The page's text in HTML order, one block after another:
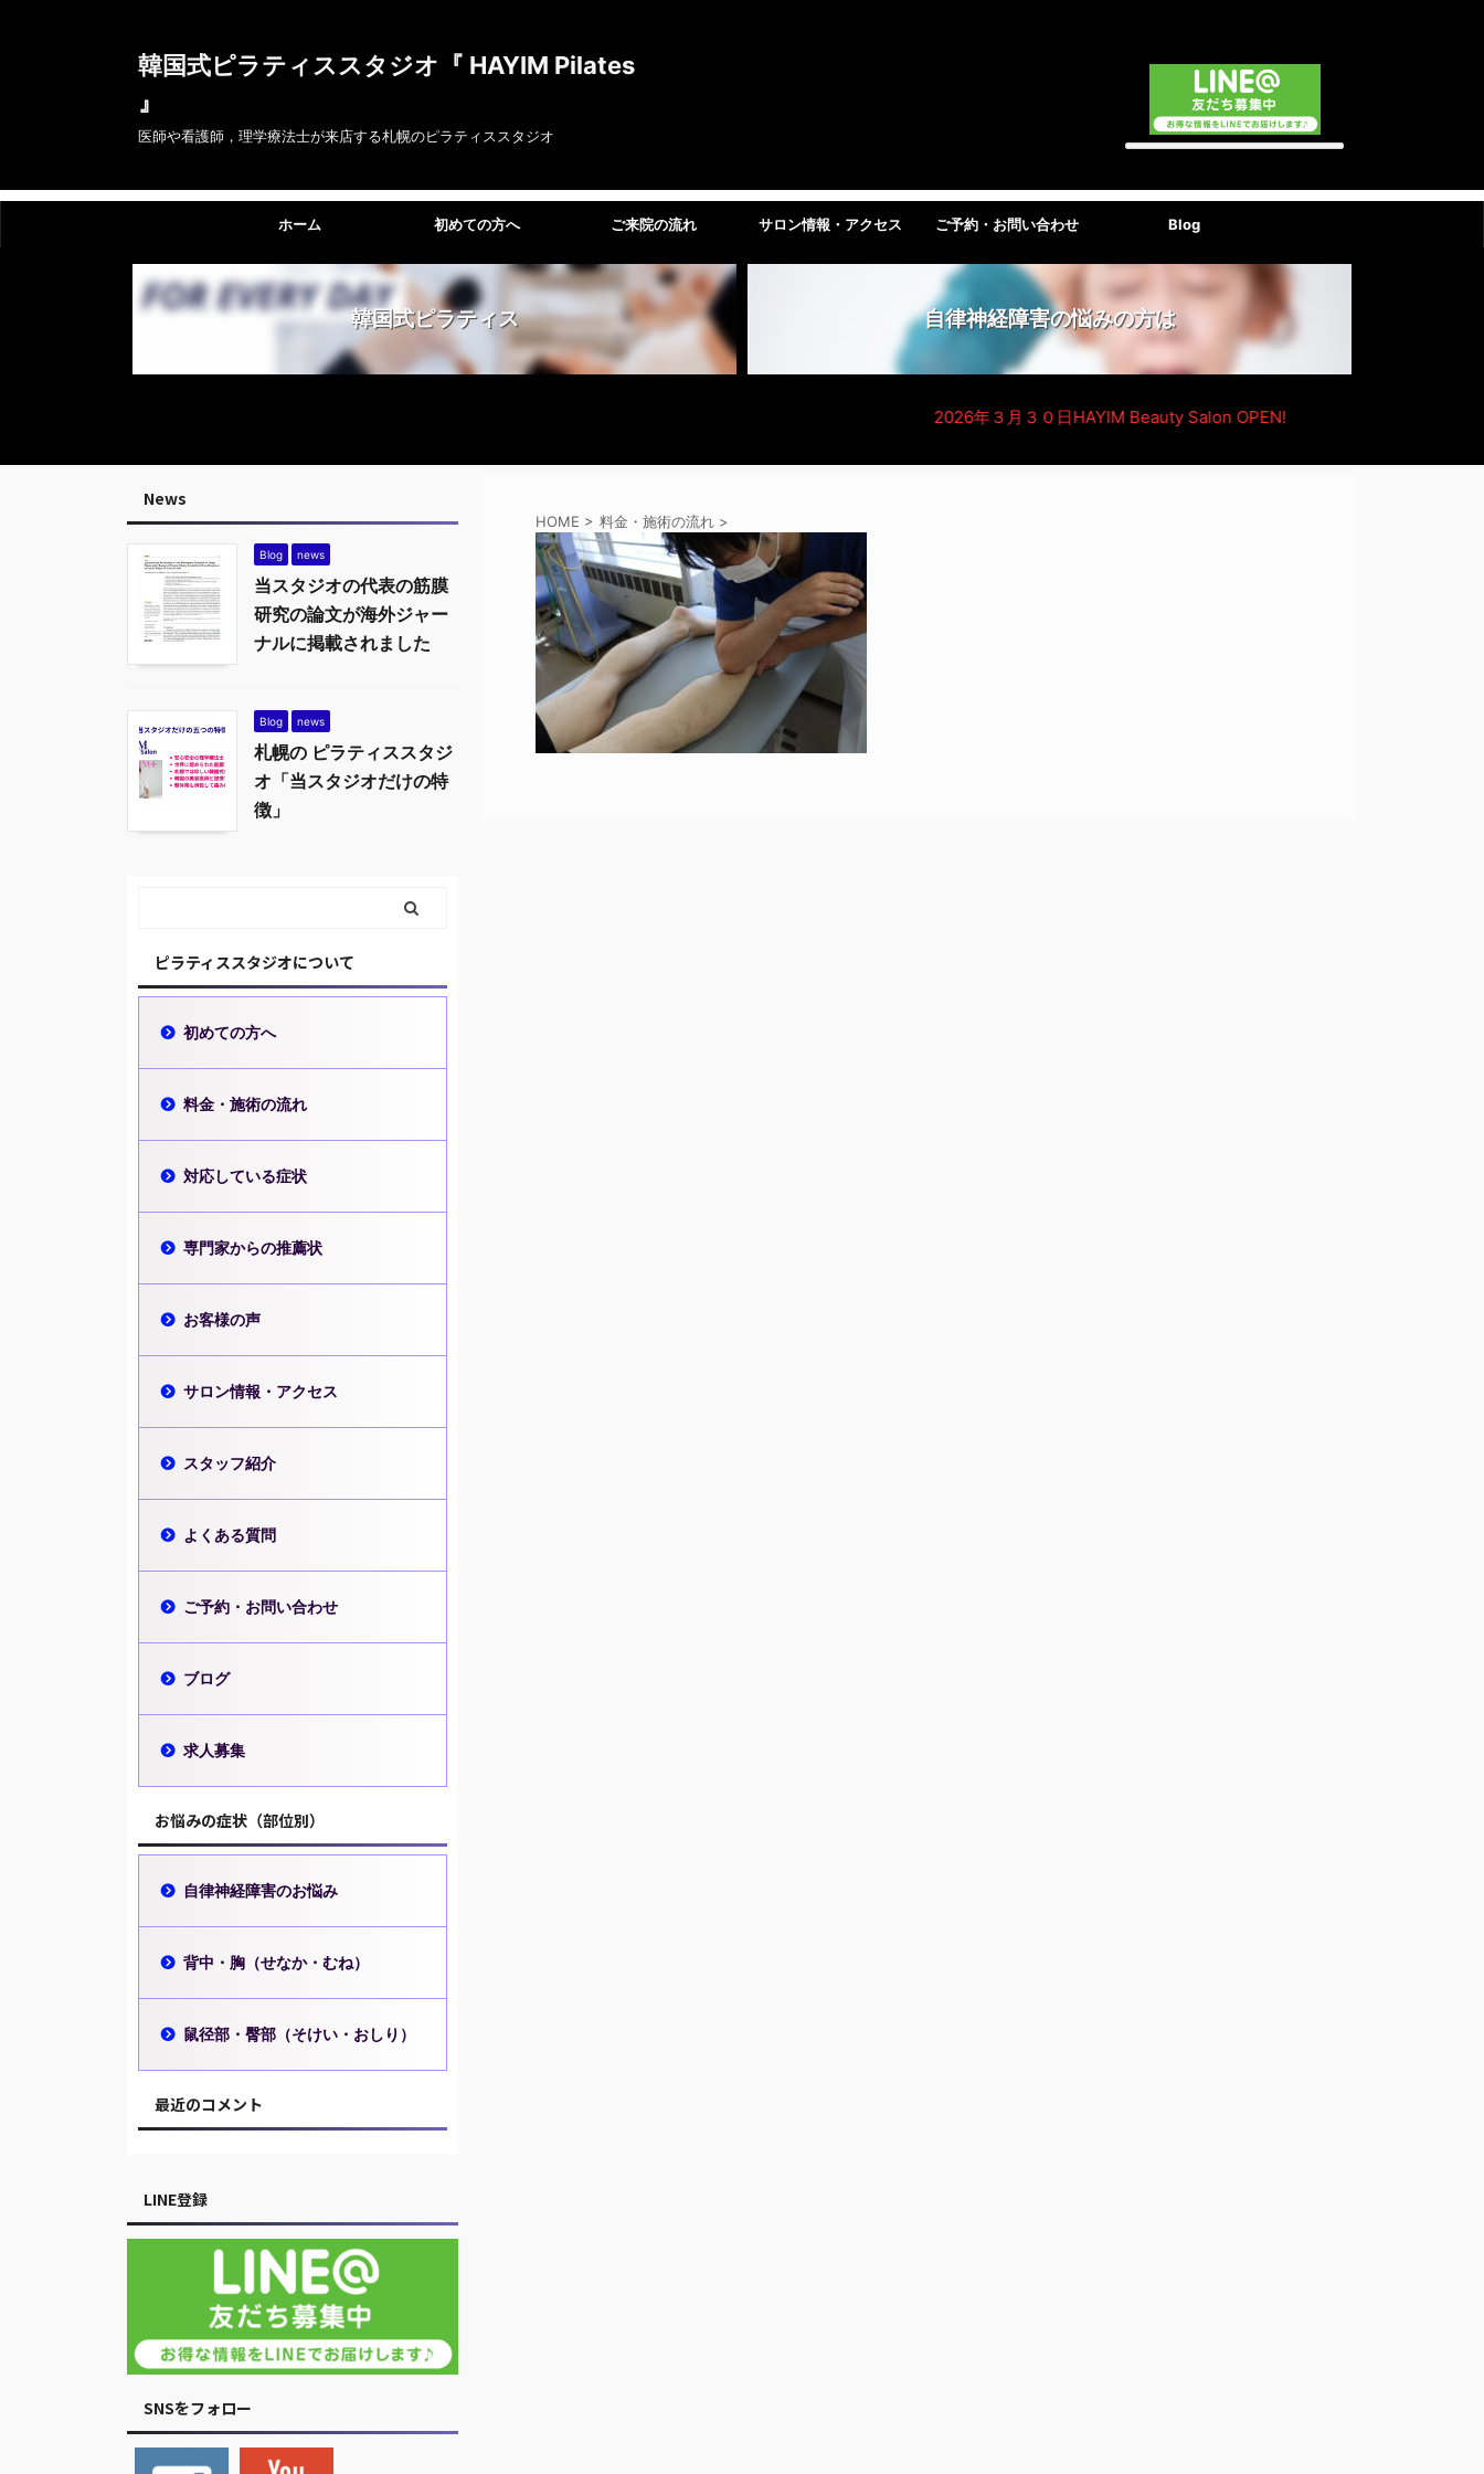
韓国式ピラティススタジオ『 HAYIM Pilates
』
医師や看護師，理学療法士が来店する札幌のピラティススタジオ
ホーム 初めての方へ ご来院の流れ サロン情報・アクセス ご予約・お問い合わせ Blog
韓国式ピラティス 自律神経障害の悩みの方は
2026年３月３０日HAYIM Beauty Salon OPEN!
HOME > 料金・施術の流れ >
News
Blog news
当スタジオの代表の筋膜
研究の論文が海外ジャー
ナルに掲載されました
Blog news
札幌の ピラティススタジ
オ「当スタジオだけの特
徴」
ピラティススタジオについて
初めての方へ
料金・施術の流れ
対応している症状
専門家からの推薦状
お客様の声
サロン情報・アクセス
スタッフ紹介
よくある質問
ご予約・お問い合わせ
ブログ
求人募集
お悩みの症状（部位別）
自律神経障害のお悩み
背中・胸（せなか・むね）
鼠径部・臀部（そけい・おしり）
最近のコメント
LINE登録
SNSをフォロー